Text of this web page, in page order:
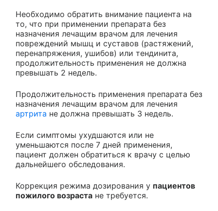
Необходимо обратить внимание пациента на
то, что при применении препарата без
назначения лечащим врачом для лечения
повреждений мышц и суставов (растяжений,
перенапряжения, ушибов) или тендинита,
продолжительность применения не должна
превышать 2 недель.
Продолжительность применения препарата без
назначения лечащим врачом для лечения
артрита не должна превышать 3 недель.
Если симптомы ухудшаются или не
уменьшаются после 7 дней применения,
пациент должен обратиться к врачу с целью
дальнейшего обследования.
Коррекция режима дозирования у пациентов
пожилого возраста не требуется.